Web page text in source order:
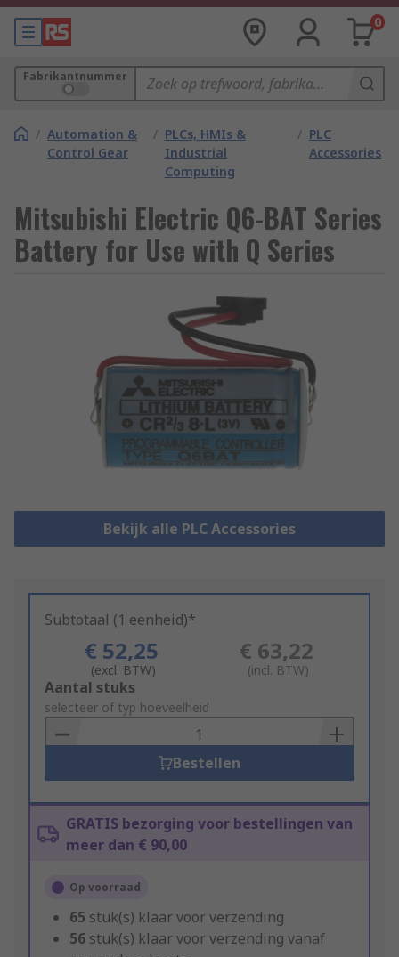
0
Fabrikantnummer
/ Automation &
Control Gear
/ PLCs, HMIs &
Industrial
Computing
/ PLC
Accessories
Mitsubishi Electric Q6-BAT Series
Battery for Use with Q Series
Bekijk alle PLC Accessories
Subtotaal (1 eenheid)*
€ 52,25
(excl. BTW)
€ 63,22
(incl. BTW)
Add
to
Basket
Aantal stuks
selecteer of typ hoeveelheid
Bestellen
GRATIS bezorging voor bestellingen van
meer dan € 90,00
Op voorraad
65 stuk(s) klaar voor verzending
56 stuk(s) klaar voor verzending vanaf